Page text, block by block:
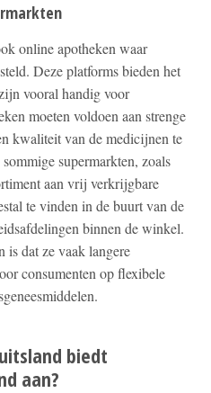
online apotheken waar
Deze platforms bieden het
vooral handig voor
moeten voldoen aan strenge
kwaliteit van de medicijnen te
supermarkten, zoals
aan vrij verkrijgbare
te vinden in de buurt van de
binnen de winkel.
is dat ze vaak langere
consumenten op flexibele
biedt
aan?